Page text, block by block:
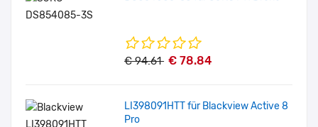
€ 94.61 € 78.84
LI398091HTT für Blackview Active 8
Pro